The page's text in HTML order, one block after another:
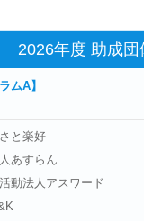
2026年度 助成団
ムA】
と楽好
あすらん
動法人アスワード